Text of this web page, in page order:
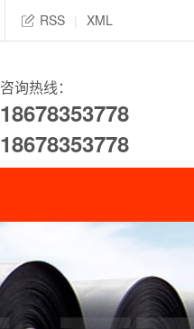
RSS XML
咨询热线：
18678353778
18678353778